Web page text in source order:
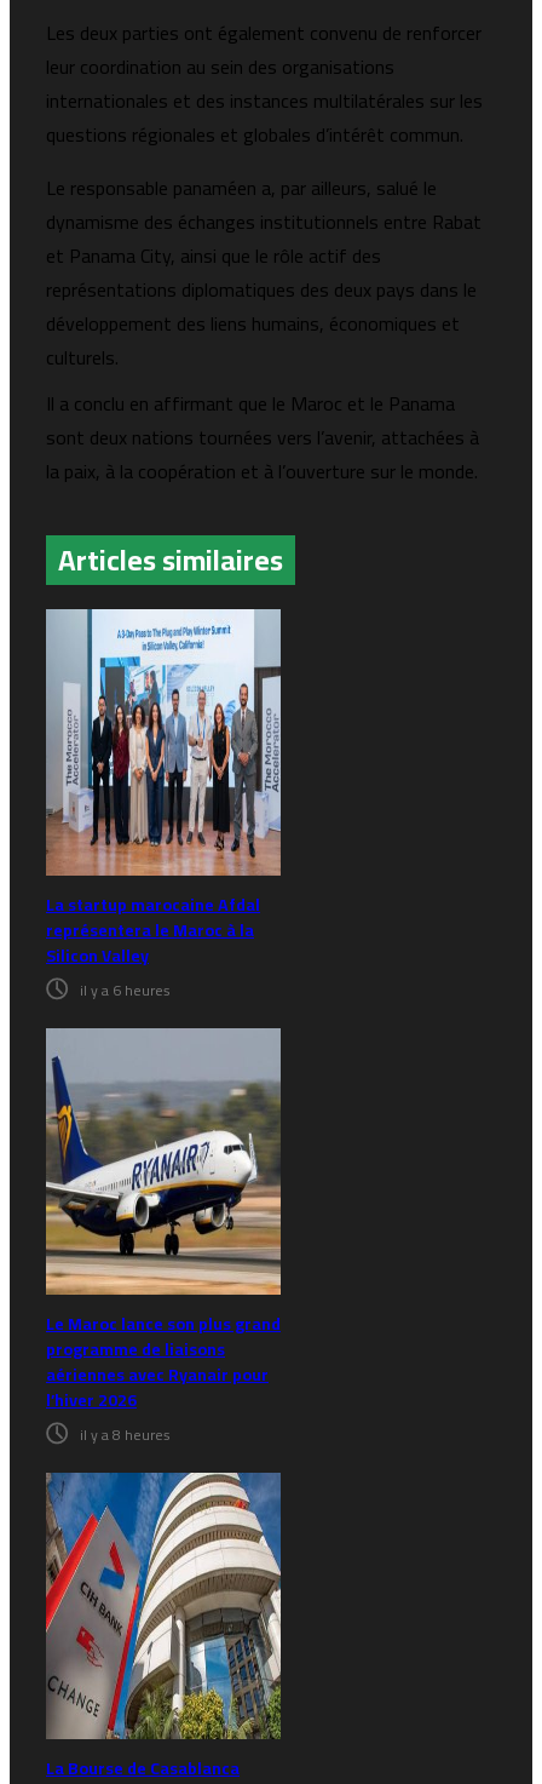
Les deux parties ont également convenu de renforcer
leur coordination au sein des organisations
internationales et des instances multilatérales sur les
questions régionales et globales d’intérêt commun.
Le responsable panaméen a, par ailleurs, salué le
dynamisme des échanges institutionnels entre Rabat
et Panama City, ainsi que le rôle actif des
représentations diplomatiques des deux pays dans le
développement des liens humains, économiques et
culturels.
Il a conclu en affirmant que le Maroc et le Panama
sont deux nations tournées vers l’avenir, attachées à
la paix, à la coopération et à l’ouverture sur le monde.
Articles similaires
La startup marocaine Afdal
représentera le Maroc à la
Silicon Valley
il y a 6 heures
Le Maroc lance son plus grand
programme de liaisons
aériennes avec Ryanair pour
l’hiver 2026
il y a 8 heures
La Bourse de Casablanca